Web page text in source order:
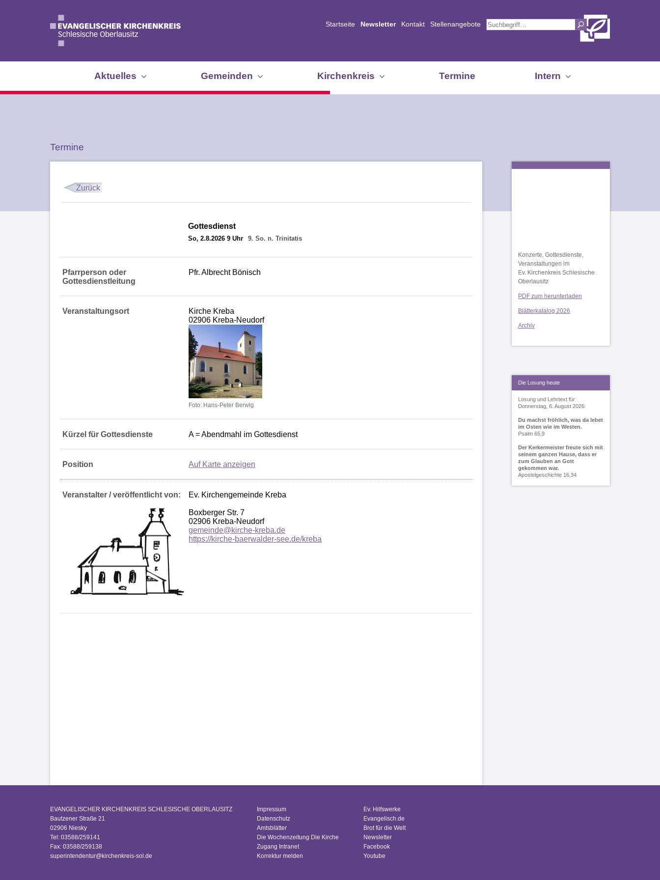
Startseite Newsletter Kontakt Stellenangebote
Aktuelles Gemeinden Kirchenkreis Termine Intern
Termine
Zurück
Gottesdienst
So, 2.8.2026 9 Uhr 9. So. n. Trinitatis
Pfarrperson oder
Gottesdienstleitung
Pfr. Albrecht Bönisch
Veranstaltungsort
Kirche Kreba
02906 Kreba-Neudorf
Foto: Hans-Peter Berwig
Kürzel für Gottesdienste A = Abendmahl im Gottesdienst
Position Auf Karte anzeigen
Veranstalter / veröffentlicht von: Ev. Kirchengemeinde Kreba
Boxberger Str. 7
02906 Kreba-Neudorf
gemeinde@kirche-kreba.de
https://kirche-baerwalder-see.de/kreba
Konzerte, Gottesdienste,
Veranstaltungen im
Ev. Kirchenkreis Schlesische
Oberlausitz
PDF zum herunterladen
Blätterkatalog 2026
Archiv
Die Losung heute
Losung und Lehrtext für
Donnerstag, 6. August 2026:
Du machst fröhlich, was da lebet
im Osten wie im Westen.
Psalm 65,9
Der Kerkermeister freute sich mit
seinem ganzen Hause, dass er
zum Glauben an Gott
gekommen war.
Apostelgeschichte 16,34
EVANGELISCHER KIRCHENKREIS SCHLESISCHE OBERLAUSITZ
Bautzener Straße 21
02906 Niesky
Tel: 03588/259141
Fax: 03588/259138
superintendentur@kirchenkreis-sol.de
Impressum
Datenschutz
Amtsblätter
Die Wochenzeitung Die Kirche
Zugang Intranet
Korrektur melden
Ev. Hilfswerke
Evangelisch.de
Brot für die Welt
Newsletter
Facebook
Youtube